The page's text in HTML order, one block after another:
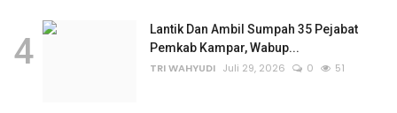
4
Lantik Dan Ambil Sumpah 35 Pejabat
Pemkab Kampar, Wabup...
TRI WAHYUDI Juli 29, 2026 0 51